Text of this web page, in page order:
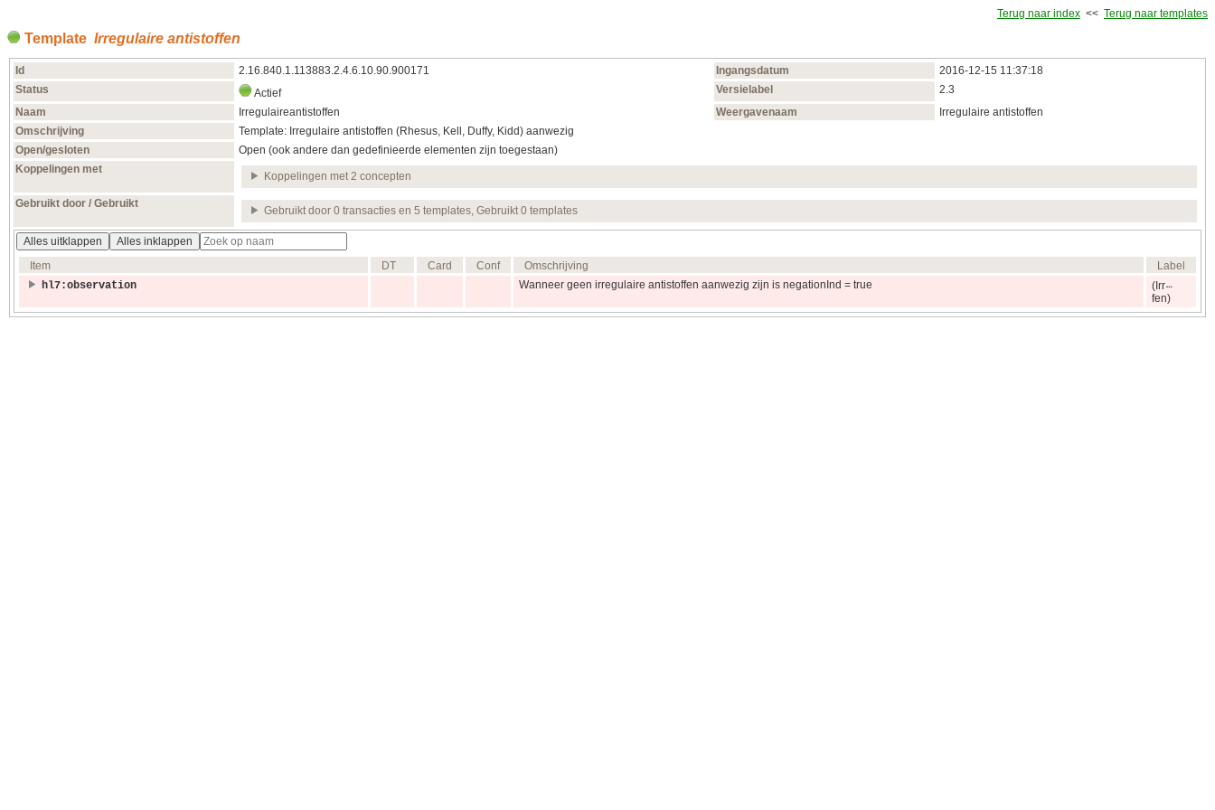
Terug naar index << Terug naar templates
Template Irregulaire antistoffen
Id 2.16.840.1.113883.2.4.6.10.90.900171 Ingangsdatum
2016‑12‑15 11:37:18
Status
Actief Versielabel
2.3
Naam
Irregulaireantistoffen Weergavenaam
Irregulaire antistoffen
Omschrijving
Template: Irregulaire antistoffen (Rhesus, Kell, Duffy, Kidd) aanwezig
Open/gesloten
Open (ook andere dan gedefinieerde elementen zijn toegestaan)
Koppelingen met
Koppelingen met 2 concepten
Gebruikt door / Gebruikt
Gebruikt door 0 transacties en 5 templates, Gebruikt 0 templates
Alles uitklappen
Alles inklappen
Item
DT Card Conf Omschrijving
Label
hl7:observation
Wanneer geen irregulaire antistoffen aanwezig zijn is negationInd = true
(Irr
fen)